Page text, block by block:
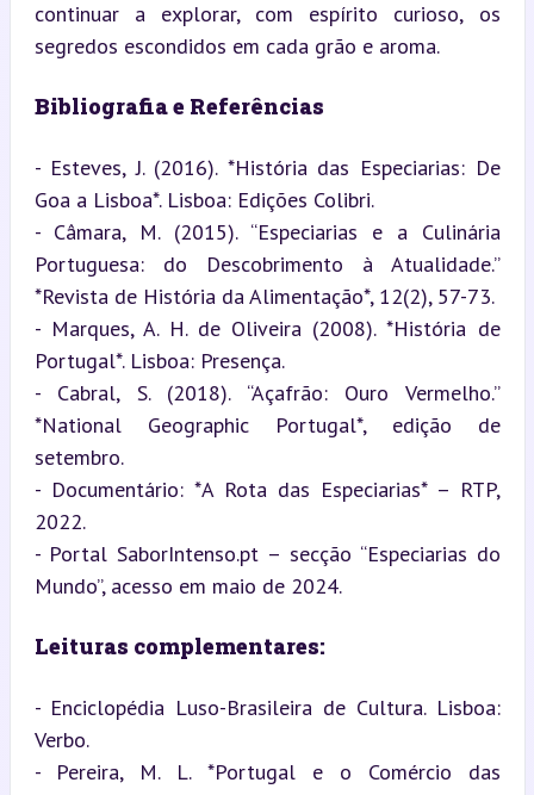
continuar a explorar, com espírito curioso, os
segredos escondidos em cada grão e aroma.
Bibliografia e Referências
- Esteves, J. (2016). *História das Especiarias: De
Goa a Lisboa*. Lisboa: Edições Colibri.
- Câmara, M. (2015). “Especiarias e a Culinária
Portuguesa: do Descobrimento à Atualidade.”
*Revista de História da Alimentação*, 12(2), 57-73.
- Marques, A. H. de Oliveira (2008). *História de
Portugal*. Lisboa: Presença.
- Cabral, S. (2018). “Açafrão: Ouro Vermelho.”
*National Geographic Portugal*, edição de
setembro.
- Documentário: *A Rota das Especiarias* – RTP,
2022.
- Portal SaborIntenso.pt – secção “Especiarias do
Mundo”, acesso em maio de 2024.
Leituras complementares:
- Enciclopédia Luso-Brasileira de Cultura. Lisboa:
Verbo.
- Pereira, M. L. *Portugal e o Comércio das